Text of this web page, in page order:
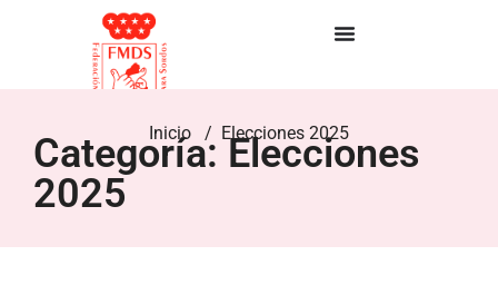
Inicio / Elecciones 2025
Categoría: Elecciones
2025